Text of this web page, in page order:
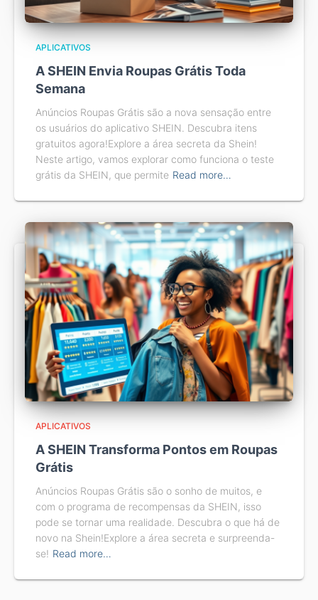
APLICATIVOS
A SHEIN Envia Roupas Grátis Toda
Semana
Anúncios Roupas Grátis são a nova sensação entre
os usuários do aplicativo SHEIN. Descubra itens
gratuitos agora!Explore a área secreta da Shein!
Neste artigo, vamos explorar como funciona o teste
grátis da SHEIN, que permite Read more…
APLICATIVOS
A SHEIN Transforma Pontos em Roupas
Grátis
Anúncios Roupas Grátis são o sonho de muitos, e
com o programa de recompensas da SHEIN, isso
pode se tornar uma realidade. Descubra o que há de
novo na Shein!Explore a área secreta e surpreenda-
se! Read more…